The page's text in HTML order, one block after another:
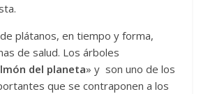
plátanos, en tiempo y forma,
de salud. Los árboles
del planeta» y son uno de los
que se contraponen a los